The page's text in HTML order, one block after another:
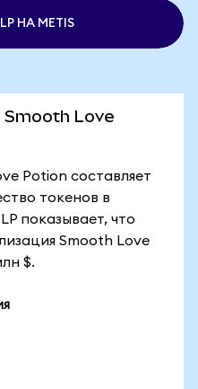
НА METIS
Smooth Love
Potion составляет
токенов в
показывает, что
Smooth Love
$.